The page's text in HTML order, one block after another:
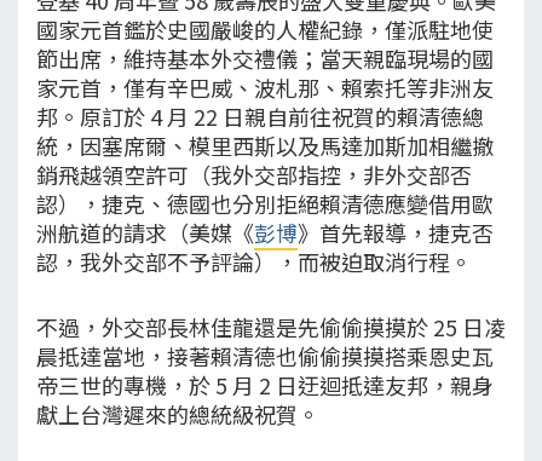
國家元首鑑於史國嚴峻的人權紀錄，僅派駐地使
節出席，維持基本外交禮儀；當天親臨現場的國
家元首，僅有辛巴威、波札那、賴索托等非洲友
邦。原訂於 4 月 22 日親自前往祝賀的賴清德總
統，因塞席爾、模里西斯以及馬達加斯加相繼撤
銷飛越領空許可（我外交部指控，非外交部否
認），捷克、德國也分別拒絕賴清德應變借用歐
洲航道的請求（美媒《彭博》首先報導，捷克否
認，我外交部不予評論），而被迫取消行程。
不過，外交部長林佳龍還是先偷偷摸摸於 25 日凌
晨抵達當地，接著賴清德也偷偷摸摸搭乘恩史瓦
帝三世的專機，於 5 月 2 日迂迴抵達友邦，親身
獻上台灣遲來的總統級祝賀。